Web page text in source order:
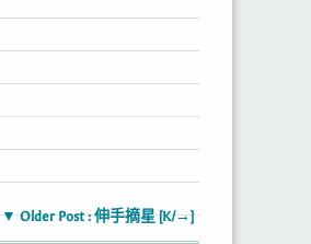
▼ Older Post : 伸手摘星 [K/→]